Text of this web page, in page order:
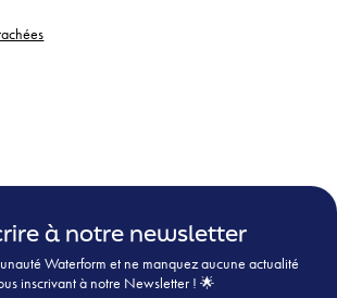
à notre newsletter
Waterform et ne manquez aucune actualité
inscrivant à notre Newsletter ! 🌟